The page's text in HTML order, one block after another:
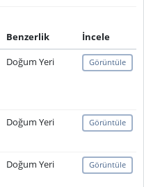
Benzerlik
İncele
Doğum Yeri Görüntüle
Doğum Yeri Görüntüle
Doğum Yeri Görüntüle